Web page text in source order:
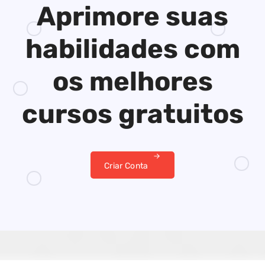
Aprimore suas
habilidades com
os melhores
cursos gratuitos
Criar Conta